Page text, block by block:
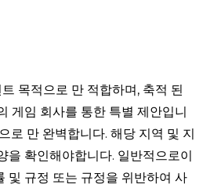
목적으로 만 적합하며, 축적 된
게임 회사를 통한 특별 제안입니
로 만 완벽합니다. 해당 지역 및 지
을 확인해야합니다. 일반적으로이
및 규정 또는 규정을 위반하여 사